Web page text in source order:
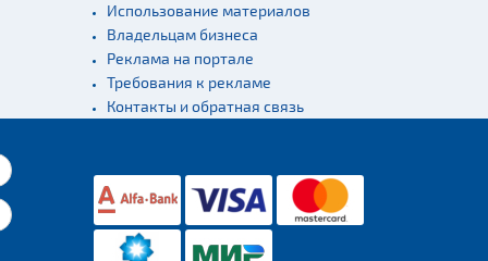
Использование материалов
Владельцам бизнеса
Реклама на портале
Требования к рекламе
Контакты и обратная связь